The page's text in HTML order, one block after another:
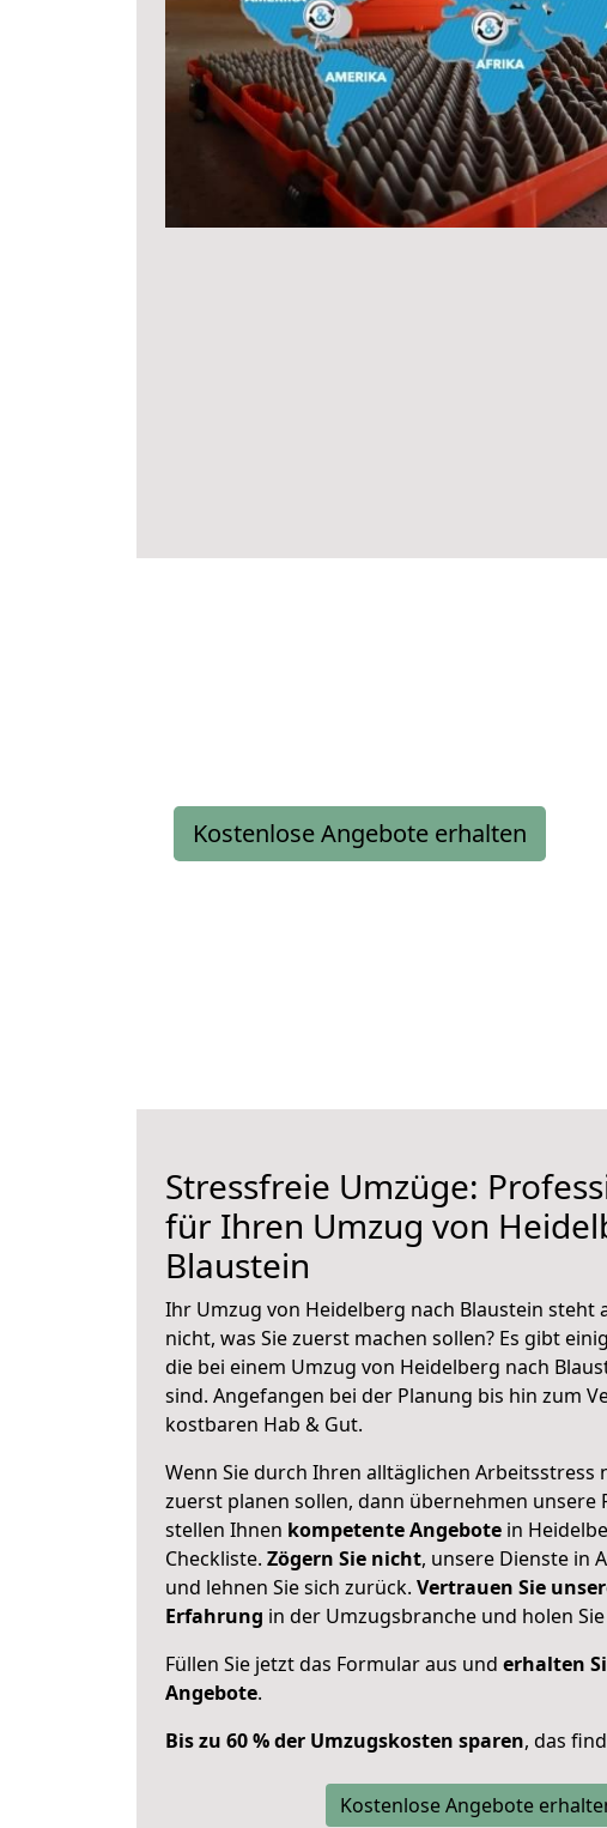
Kostenlose Angebote erhalten
Stressfreie Umzüge:
für Ihren Umzug von
Blaustein
Ihr Umzug von Heidelberg nach Blaustein steht
nicht, was Sie zuerst machen sollen? Es gibt
die bei einem Umzug von Heidelberg nach
sind. Angefangen bei der Planung bis hin zum
kostbaren Hab & Gut.
Wenn Sie durch Ihren alltäglichen Arbeitsstress
zuerst planen sollen, dann übernehmen unsere
stellen Ihnen kompetente Angebote in
Checkliste. Zögern Sie nicht, unsere Dienste in
und lehnen Sie sich zurück. Vertrauen Sie
Erfahrung in der Umzugsbranche und holen
Füllen Sie jetzt das Formular aus und erhalten
Angebote.
Bis zu 60 % der Umzugskosten sparen, das
Kostenlose Angebote